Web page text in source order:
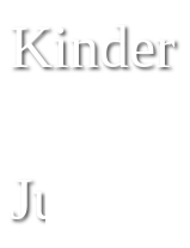
Kinder
Jugend